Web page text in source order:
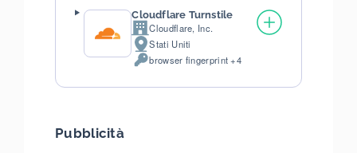
Cloudflare Turnstile
Azienda:Cloudflare, Inc.
Luogo
del
Stati Uniti
Dati
trattati:
browser fingerprint +4
Pubblicità